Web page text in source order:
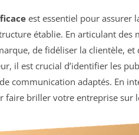
est essentiel pour assurer
établie. En articulant
de fidéliser la clientèle, et
il est crucial d’identifier les
de communication adaptés. En
faire briller votre entreprise sur